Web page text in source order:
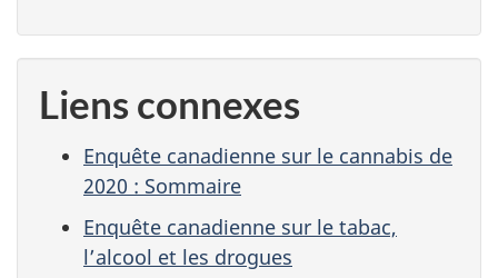
Liens connexes
Enquête canadienne sur le cannabis de
2020 : Sommaire
Enquête canadienne sur le tabac,
l’alcool et les drogues